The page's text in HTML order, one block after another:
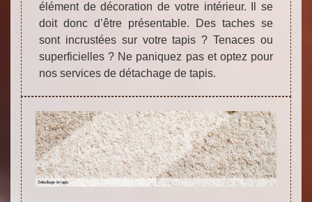
élément de décoration de votre intérieur. Il se
doit donc d’être présentable. Des taches se
sont incrustées sur votre tapis ? Tenaces ou
superficielles ? Ne paniquez pas et optez pour
nos services de détachage de tapis.